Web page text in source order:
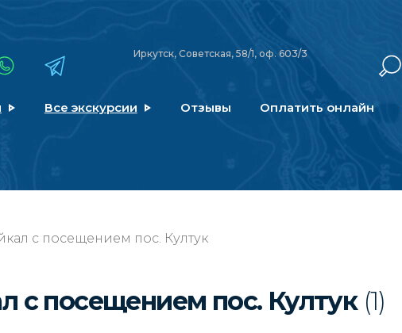
Иркутск, Советская, 58/1, оф. 603/3
Все экскурсии Отзывы Оплатить онлайн
с посещением пос. Култук
с посещением пос. Култук (1)